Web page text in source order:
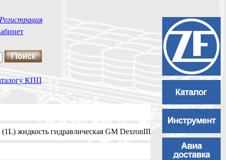
Регистрация
КПП
жидкость гидравлическая GM DexronIII